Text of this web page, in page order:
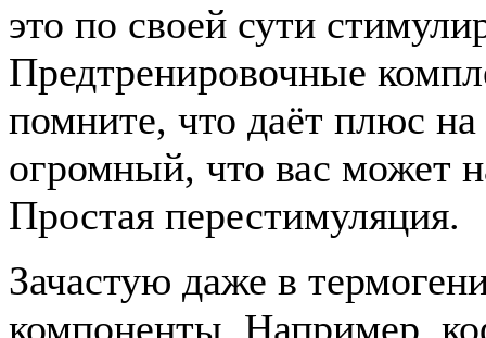
это по своей сути
Предтренировочные
помните, что даёт плюс
огромный, что вас может
Простая перестимуляция.
Зачастую даже в
компоненты. Например,